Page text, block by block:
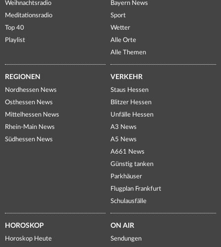
Weihnachtsradio
Meditationsradio
Top 40
Playlist
Bayern News
Sport
Wetter
Alle Orte
Alle Themen
REGIONEN
Nordhessen News
Osthessen News
Mittelhessen News
Rhein-Main News
Südhessen News
VERKEHR
Staus Hessen
Blitzer Hessen
Unfälle Hessen
A3 News
A5 News
A661 News
Günstig tanken
Parkhäuser
Flugplan Frankfurt
Schulausfälle
HOROSKOP
Horoskop Heute
ON AIR
Sendungen